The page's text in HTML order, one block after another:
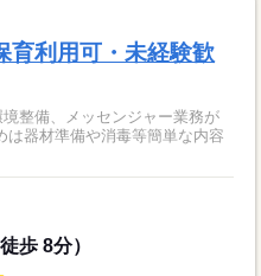
育利用可・未経験歓
整備、メッセンジャー業務が
は器材準備や消毒等簡単な内容
歩 8分）